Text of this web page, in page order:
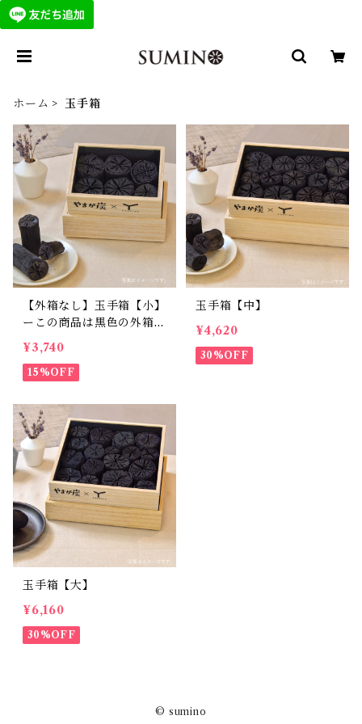
ホーム 玉手箱
【外箱なし】玉手箱【小】
ーこの商品は黒色の外箱が
付きませんー
¥3,740
15%OFF
玉手箱【中】
¥4,620
30%OFF
玉手箱【大】
¥6,160
30%OFF
© sumino